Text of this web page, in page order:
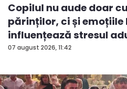
07 august 2026, 11:42
Copilul nu aude doar
părinților, ci și emoțiile
influențează stresul